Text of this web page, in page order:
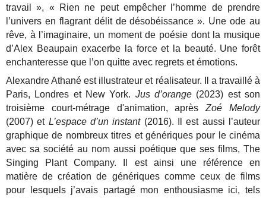
travail », « Rien ne peut empêcher l’homme de prendre
l’univers en flagrant délit de désobéissance ». Une ode au
rêve, à l’imaginaire, un moment de poésie dont la musique
d’Alex Beaupain exacerbe la force et la beauté. Une forêt
enchanteresse que l’on quitte avec regrets et émotions.
Alexandre Athané est illustrateur et réalisateur. Il a travaillé à
Paris, Londres et New York. Jus d’orange (2023) est son
troisième court-métrage d'animation, aprèsZoé Melody
(2007) et L’espace d’un instant(2016). Il est aussi l’auteur
graphique de nombreux titres et génériques pour le cinéma
avec sa société au nom aussi poétique que ses films, The
Singing Plant Company. Il est ainsi une référence en
matière de création de génériques comme ceux de films
pour lesquels j’avais partagé mon enthousiasme ici, tels